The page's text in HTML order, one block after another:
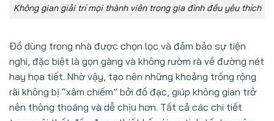
Không gian giải trí mọi thành viên trong gia đình đều yêu thích
Đồ dùng trong nhà được chọn lọc và đảm bảo sự tiện
nghi, đặc biệt là gọn gàng và không rườm rà về đường nét
hay họa tiết. Nhờ vậy, tạo nên những khoảng trống rộng
rãi không bị “xâm chiếm” bởi đồ đạc, giúp không gian trở
nên thông thoáng và dễ chịu hơn. Tất cả các chi tiết